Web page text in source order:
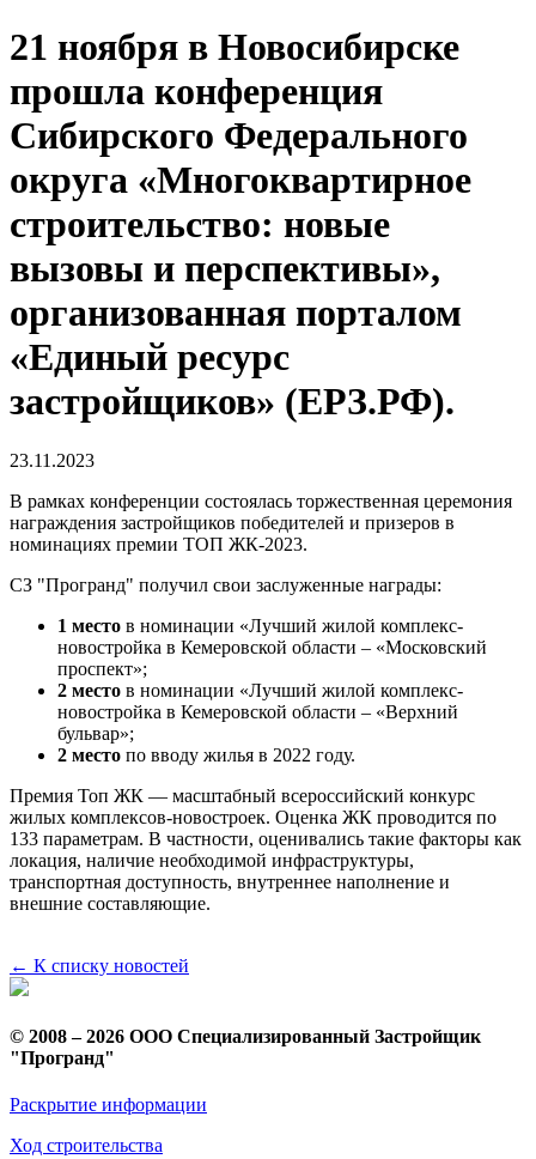
21 ноября в Новосибирске
прошла конференция
Сибирского Федерального
округа «Многоквартирное
строительство: новые
вызовы и перспективы»,
организованная порталом
«Единый ресурс
застройщиков» (ЕРЗ.РФ).
23.11.2023
В рамках конференции состоялась торжественная церемония
награждения застройщиков победителей и призеров в
номинациях премии ТОП ЖК-2023.
СЗ "Програнд" получил свои заслуженные награды:
1 место в номинации «Лучший жилой комплекс-
новостройка в Кемеровской области – «Московский
проспект»;
2 место в номинации «Лучший жилой комплекс-
новостройка в Кемеровской области – «Верхний
бульвар»;
2 место по вводу жилья в 2022 году.
Премия Топ ЖК — масштабный всероссийский конкурс
жилых комплексов-новостроек. Оценка ЖК проводится по
133 параметрам. В частности, оценивались такие факторы как
локация, наличие необходимой инфраструктуры,
транспортная доступность, внутреннее наполнение и
внешние составляющие.
← К списку новостей
© 2008 – 2026 ООО Специализированный Застройщик
"Програнд"
Раскрытие информации
Ход строительства